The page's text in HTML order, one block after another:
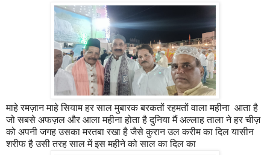
माहे रमज़ान माहे सियाम हर साल मुबारक बरकतों रहमतों वाला महीना आता है
जो सबसे अफज़ल और आला महीना होता है दुनिया मैं अल्लाह ताला ने हर चीज़
को अपनी जगह उसका मरतबा रखा है जैसे कुरान उल करीम का दिल यासीन
शरीफ है उसी तरह साल में इस महीने को साल का दिल का